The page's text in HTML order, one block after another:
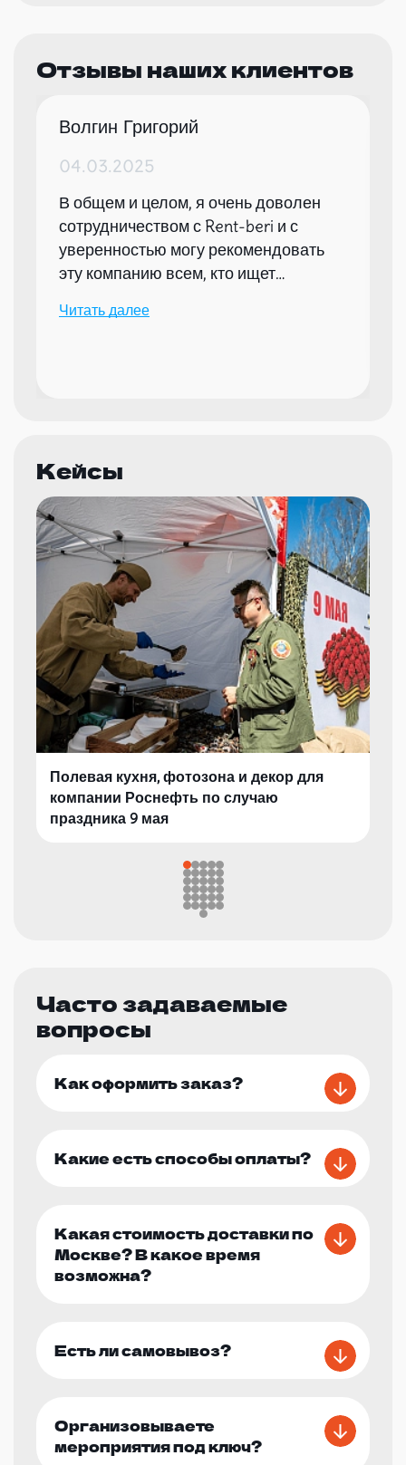
Отзывы наших клиентов
Волгин Григорий
04.03.2025
В общем и целом, я очень доволен
сотрудничеством с Rent-beri и с
уверенностью могу рекомендовать
эту компанию всем, кто ищет
мероприятий.
Читать далее
Кейсы
Полевая кухня, фотозона и декор для
компании Роснефть по случаю
праздника 9 мая
Часто задаваемые
вопросы
Как оформить заказ?
Какие есть способы оплаты?
Какая стоимость доставки по
Москве? В какое время
возможна?
Есть ли самовывоз?
Организовываете
мероприятия под ключ?